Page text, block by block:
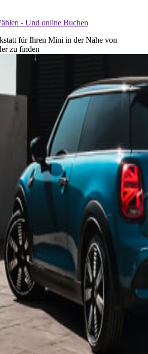
- Und online Buchen
für Ihren Mini in der Nähe von
zu finden